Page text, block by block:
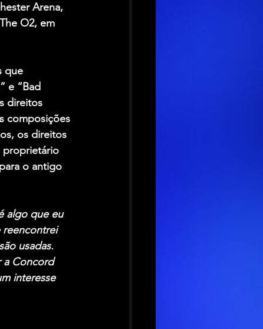
Arena,
O2, em
que
e “Bad
direitos
composições
os direitos
proprietário
o antigo
algo que eu
reencontrei
usadas.
a Concord
interesse